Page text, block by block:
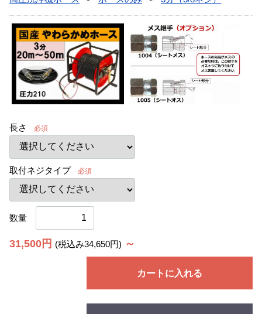
長さ 必須
取付ネジタイプ 必須
数量
31,500円 (税込み34,650円) ～
カートに入れる